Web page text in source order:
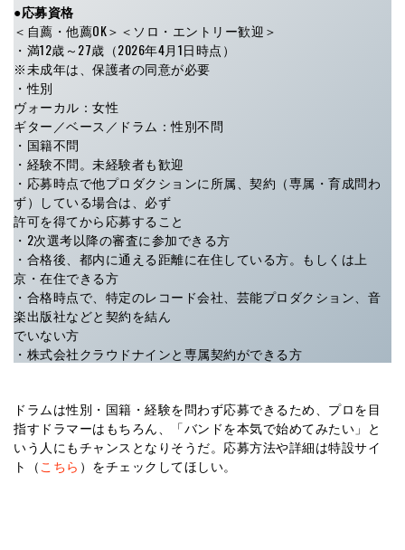
●応募資格
＜自薦・他薦OK＞＜ソロ・エントリー歓迎＞
・満12歳～27歳（2026年4月1日時点）
※未成年は、保護者の同意が必要
・性別
ヴォーカル：女性
ギター／ベース／ドラム：性別不問
・国籍不問
・経験不問。未経験者も歓迎
・応募時点で他プロダクションに所属、契約（専属・育成問わ
ず）している場合は、必ず
許可を得てから応募すること
・2次選考以降の審査に参加できる方
・合格後、都内に通える距離に在住している方。もしくは上
京・在住できる方
・合格時点で、特定のレコード会社、芸能プロダクション、音
楽出版社などと契約を結ん
でいない方
・株式会社クラウドナインと専属契約ができる方
ドラムは性別・国籍・経験を問わず応募できるため、プロを目
指すドラマーはもちろん、「バンドを本気で始めてみたい」と
いう人にもチャンスとなりそうだ。応募方法や詳細は特設サイ
ト（こちら ）をチェックしてほしい。